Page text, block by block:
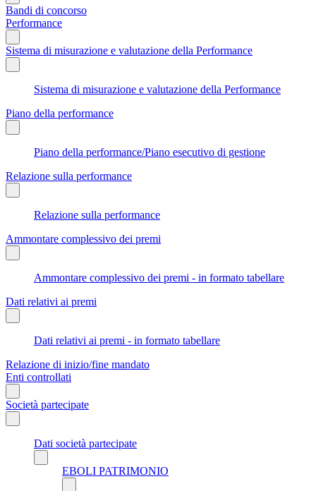
Bandi di concorso
Performance
Sistema di misurazione e valutazione della Performance
Sistema di misurazione e valutazione della Performance
Piano della performance
Piano della performance/Piano esecutivo di gestione
Relazione sulla performance
Relazione sulla performance
Ammontare complessivo dei premi
Ammontare complessivo dei premi - in formato tabellare
Dati relativi ai premi
Dati relativi ai premi - in formato tabellare
Relazione di inizio/fine mandato
Enti controllati
Società partecipate
Dati società partecipate
EBOLI PATRIMONIO